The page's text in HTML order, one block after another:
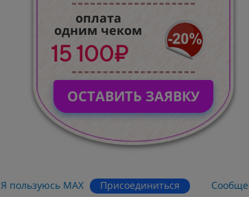
оплата
одним чеком
15 100₽
ОСТАВИТЬ ЗАЯВКУ
Я пользуюсь MАХ Присоединиться